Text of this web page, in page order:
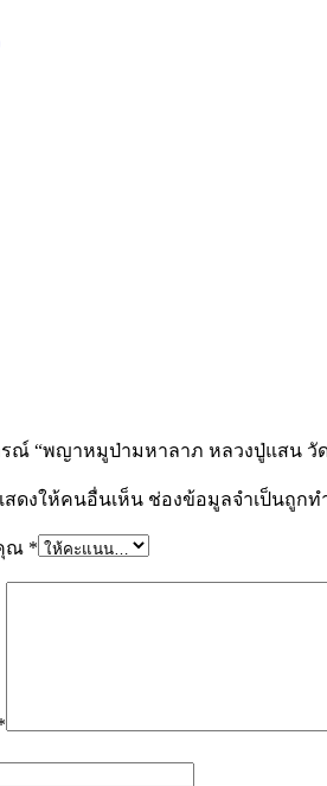
ณ์ “พญาหมูป่ามหาลาภ หลวงปู่แสน วั
ดงให้คนอื่นเห็น ช่องข้อมูลจำเป็นถูกท
ณ *